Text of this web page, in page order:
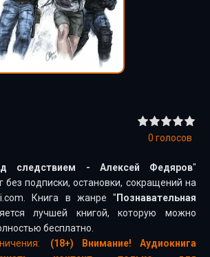
0 голосов
следствием - Алексей Федяров"
без подписки, остановки, сокращений на
Книга в жанре " Познавательная
лучшей книгой, которую можно
бесплатно.
(18+) Внимание! Аудиокнига